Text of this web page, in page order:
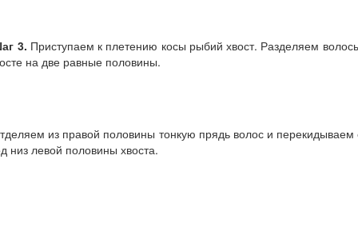
3. Приступаем к плетению косы рыбий хвост. Разделяем
на две равные половины.
из правой половины тонкую прядь волос и перекидываем
низ левой половины хвоста.